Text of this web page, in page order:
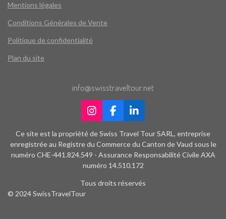
Mentions légales
Conditions Générales de Vente
Politique de confidentialité
Plan du site
info@swisstraveltour.net
I
n
s
t
a
g
a
F
a
c
e
b
o
k
L
i
n
k
e
d
n
Ce site est la propriété de Swiss Travel Tour SARL, entreprise
enregistrée au Registre du Commerce du Canton de Vaud sous le
numéro CHE-441.824.549 - Assurance Responsabilité Civile AXA
numéro 14.510.172
Tous droits réservés
© 2024 SwissTravelTour